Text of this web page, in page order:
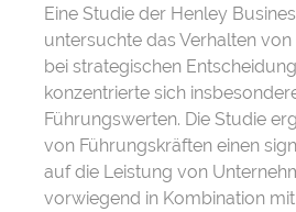
Eine Studie der Henley
untersuchte das Verhalten
bei strategischen
konzentrierte sich
Führungswerten. Die Studie
von Führungskräften einen
auf die Leistung von
vorwiegend in Kombination